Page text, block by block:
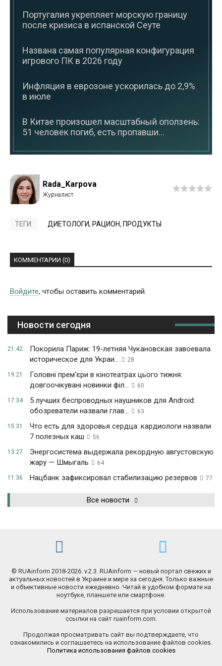
Португалия укрепляет морскую границу
после кризиса в испанской Сеуте
Названа самая популярная конфигурация
игрового ПК в 2026 году
Инфляция в еврозоне ускорилась до 2,9%
в июле
В Китае произошел масштабный оползень:
51 человек погиб, есть пропавши...
Rada_Karpova
ТЕГИ: ДИЕТОЛОГИ, РАЦИОН, ПРОДУКТЫ
КОММЕНТАРИИ (0)
Войдите, чтобы оставить комментарий.
Новости сегодня
21:42
Покорила Париж: 19-летняя Чукановская завоевала
историческое для Украи...
28
19:21
Головні прем'єри в кінотеатрах цього тижня:
довгоочікувані новинки філ...
60
17:34
5 лучших беспроводных наушников для Android:
обозреватели назвали глав...
63
15:31
Что есть для здоровья сердца: кардиологи назвали
7 полезных каш
56
13:27
Энергосистема выдержала рекордную августовскую
жару — Шмыгаль
64
11:36 Нацбанк зафиксировал стабилизацию резервов 77
Все новости
© RUAinform 2018-2026. v.2.3. RUAinform — новый портал свежих и
актуальных новостей в Украине и мире за сегодня. Только важные
и объективные новости ежедневно. Читай в удобном формате на
ноутбуке, планшете или смартфоне.
Использование материалов разрешается при условии открытой
ссылки на сайт ruainform.com.
Продолжая просматривать сайт вы подтверждаете, что
ознакомились и соглашаетесь на использование файлов cookies.
Политика использования файлов cookies